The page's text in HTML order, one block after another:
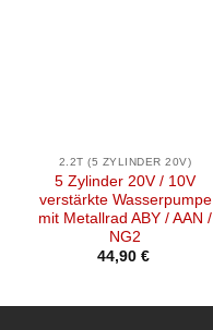
2.2T (5 ZYLINDER 20V)
5 Zylinder 20V / 10V
verstärkte Wasserpumpe
mit Metallrad ABY / AAN /
NG2
44,90 €